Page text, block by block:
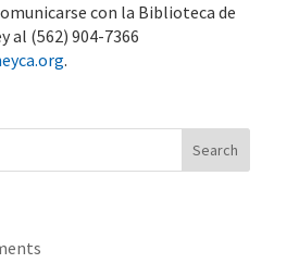
con la Biblioteca de
al (562) 904-7366
.